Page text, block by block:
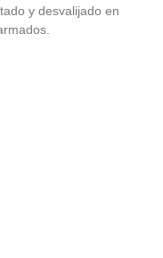
y desvalijado en